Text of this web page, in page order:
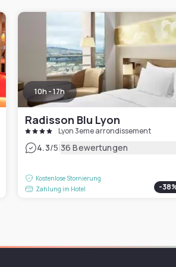
10h - 17h
Radisson Blu Lyon
Lyon 3eme arrondissement
4.3/5|36 Bewertungen
Kostenlose Stornierung
Zahlung im Hotel
-38